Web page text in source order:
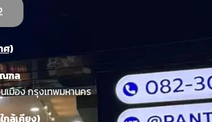
ศ)
ฑล
เมือง กรุงเทพมหานคร
กล้เคียง)